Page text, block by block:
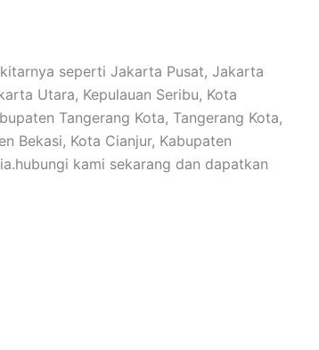
seperti Jakarta Pusat, Jakarta
Utara, Kepulauan Seribu, Kota
Tangerang Kota, Tangerang Kota,
Bekasi, Kota Cianjur, Kabupaten
kami sekarang dan dapatkan